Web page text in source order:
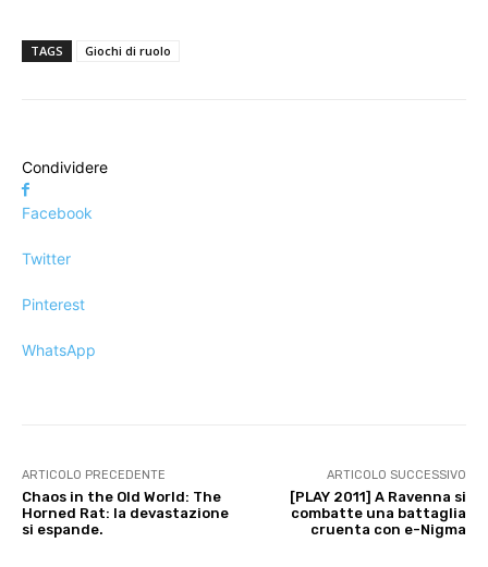
TAGS Giochi di ruolo
Condividere
Facebook
Twitter
Pinterest
WhatsApp
ARTICOLO PRECEDENTE
Chaos in the Old World: The
Horned Rat: la devastazione
si espande.
ARTICOLO SUCCESSIVO
[PLAY 2011] A Ravenna si
combatte una battaglia
cruenta con e-Nigma